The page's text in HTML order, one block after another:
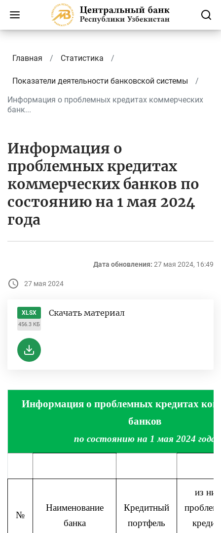
Главная Статистика
Показатели деятельности банковской системы
Информация о проблемных кредитах коммерческих
банк...
Информация о
проблемных кредитах
коммерческих банков по
состоянию на 1 мая 2024
года
Дата обновления: 27 мая 2024, 16:49
27 мая 2024
XLSX
456.3 КБ
Скачать материал
Информация о проблемных кредитах
банков
по состоянию на 1 мая 2024 года
№
Наименование
банка
Кредитный
портфель
из